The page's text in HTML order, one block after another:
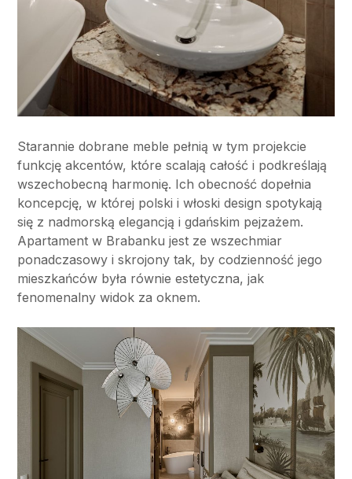
Starannie dobrane meble pełnią w tym projekcie
funkcję akcentów, które scalają całość i podkreślają
wszechobecną harmonię. Ich obecność dopełnia
koncepcję, w której polski i włoski design spotykają
się z nadmorską elegancją i gdańskim pejzażem.
Apartament w Brabanku jest ze wszechmiar
ponadczasowy i skrojony tak, by codzienność jego
mieszkańców była równie estetyczna, jak
fenomenalny widok za oknem.